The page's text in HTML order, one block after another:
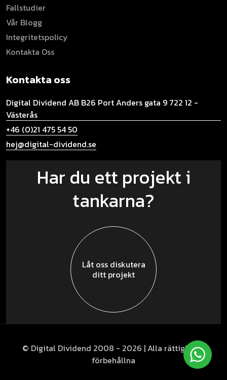
Fallstudier
Vår Blogg
Integritetspolicy
Kontakta Oss
Kontakta oss
Digital Dividend AB B26 Port Anders gata 9 722 12 -
Västerås
+46 (0)21 475 54 50
hej@digital-dividend.se
Har du ett projekt i
tankarna?
Låt oss diskutera
ditt projekt
© Digital Dividend 2008 - 2026 | Alla rättigheter
förbehållna